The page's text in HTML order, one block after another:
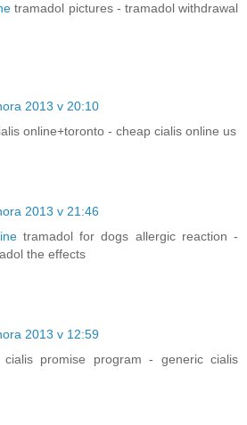
tramadol pictures - tramadol withdrawal
2013 v 20:10
online+toronto - cheap cialis online us
2013 v 21:46
tramadol for dogs allergic reaction -
the effects
2013 v 12:59
cialis promise program - generic cialis